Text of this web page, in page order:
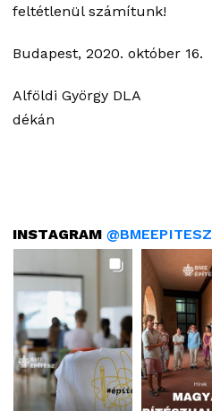
feltétlenül számítunk!
Budapest, 2020. október 16.
Alföldi György DLA
dékán
INSTAGRAM @BMEEPITESZ